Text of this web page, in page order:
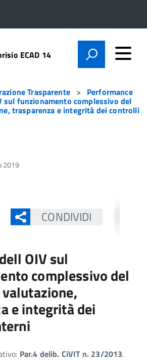
ECAD 14
Trasparente Performance
sul funzionamento complessivo del
trasparenza e integrità dei controlli
2019
CONDIVIDI
OIV sul
complessivo del
e integrità dei
Par.4 delib. CiVIT n. 23/2013.